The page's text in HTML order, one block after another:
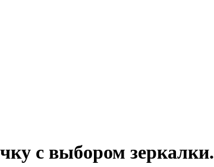
с выбором зеркалки.